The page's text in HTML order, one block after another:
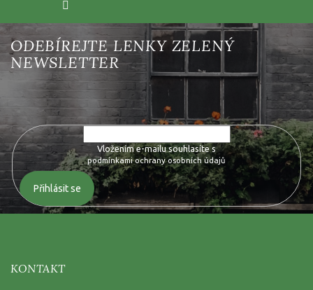
Vložte svůj e-mail a my vám budeme zasílat informace o nových
produktech na našem e-shopu.
Vložením e-mailu souhlasíte s
podmínkami ochrany osobních údajů
Přihlásit se
KONTAKT